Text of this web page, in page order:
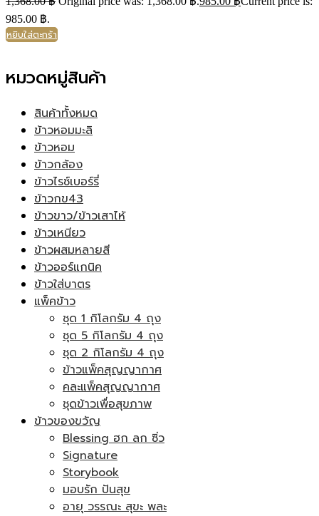
985.00 ฿.
หยิบใส่ตะกร้า
หมวดหมู่สินค้า
สินค้าทั้งหมด
ข้าวหอมมะลิ
ข้าวหอม
ข้าวกล้อง
ข้าวไรซ์เบอร์รี่
ข้าวกข43
ข้าวขาว/ข้าวเสาไห้
ข้าวเหนียว
ข้าวผสมหลายสี
ข้าวออร์แกนิค
ข้าวใส่บาตร
แพ็คข้าว
ชุด 1 กิโลกรัม 4 ถุง
ชุด 5 กิโลกรัม 4 ถุง
ชุด 2 กิโลกรัม 4 ถุง
ข้าวแพ็คสุญญากาศ
คละแพ็คสุญญากาศ
ชุดข้าวเพื่อสุขภาพ
ข้าวของขวัญ
Blessing ฮก ลก ซิ่ว
Signature
Storybook
มอบรัก ปันสุข
อายุ วรรณะ สุขะ พละ